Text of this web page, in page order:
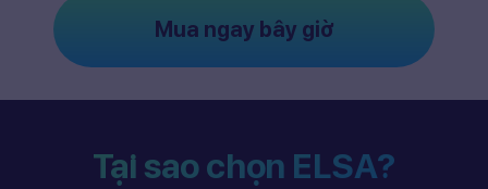
Mua ngay bây giờ
Tại sao chọn ELSA?